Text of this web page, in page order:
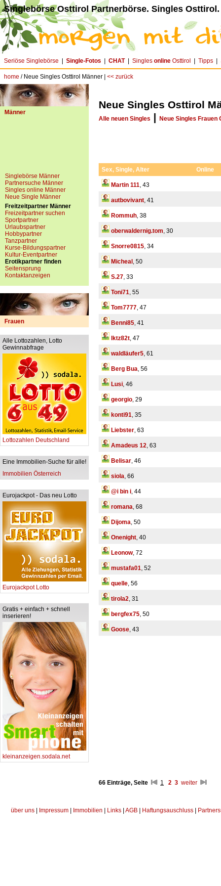
Singlebörse Osttirol Partnerbörse. Singles Osttirol.
Seriöse Singlebörse Single-Fotos CHAT| Singles online Osttirol Tipps
home / Neue Singles Osttirol Männer | << zurück
Männer
Singlebörse Männer
Partnersuche Männer
Singles online Männer
Neue Single Männer
Freitzeitpartner Männer
Freizeitpartner suchen
Sportpartner
Urlaubspartner
Hobbypartner
Tanzpartner
Kurse-Bildungspartner
Kultur-Eventpartner
Erotikpartner finden
Seitensprung
Kontaktanzeigen
Frauen
Alle Lottozahlen, Lotto
Gewinnabfrage
Lottozahlen Deutschland
Eine Immobilien-Suche für alle!
Immobilien Österreich
Eurojackpot - Das neu Lotto
Eurojackpot Lotto
Gratis + einfach + schnell
inserieren!
kleinanzeigen.sodala.net
Neue Singles Osttirol
Alle neuen Singles | Neue Singles Frauen
Sex, Single, Alter Online
Martin 111, 43
autbovivant, 41
Rommuh, 38
oberwaldernig.tom, 30
Snorre0815, 34
Micheal , 50
S.27, 33
Toni71, 55
Tom7777, 47
Benni85, 41
lktz82t, 47
waldläufer5, 61
Berg Bua, 56
Lusi, 46
georgio, 29
konti91, 35
Liebster, 63
Amadeus 12, 63
Belisar, 46
siola, 66
@i bin i, 44
romana, 68
Dijoma, 50
Onenight, 40
Leonow, 72
mustafa01, 52
quelle, 56
tirola2, 31
bergfex75, 50
Goose, 43
66 Einträge, Seite 1 2 3 weiter
über uns Impressum Immobilien Links AGB Haftungsauschluss